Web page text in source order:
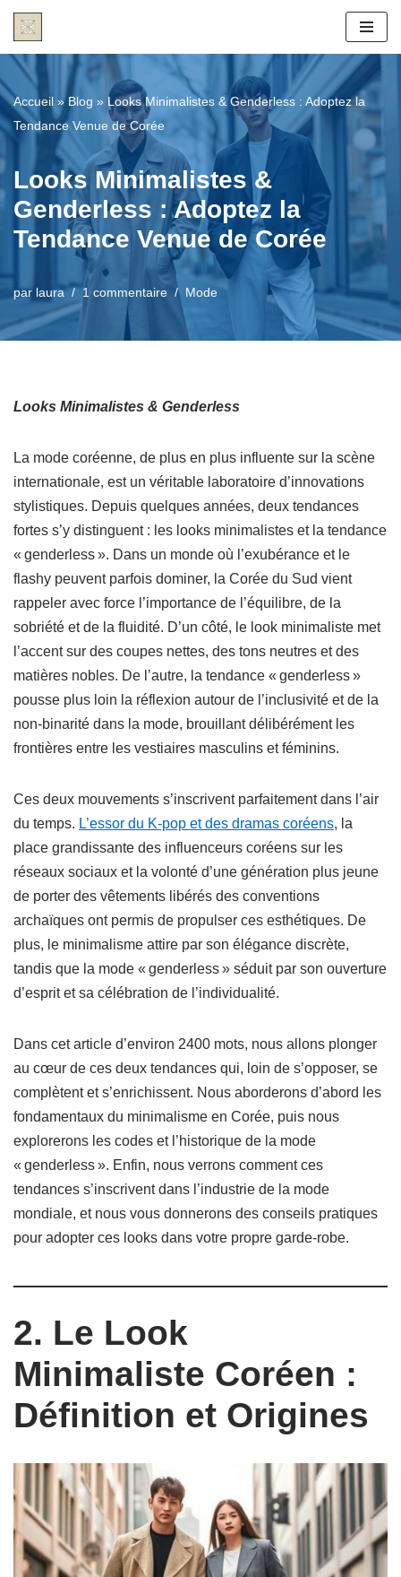
au
contenu
Accueil »Blog » Looks Minimalistes & Genderless : Adoptez la
Tendance Venue de Corée
Looks Minimalistes &
Genderless : Adoptez la
Tendance Venue de Corée
par laura 1 commentaire Mode
Looks Minimalistes & Genderless
La mode coréenne, de plus en plus influente sur la scène
internationale, est un véritable laboratoire d’innovations
stylistiques. Depuis quelques années, deux tendances
fortes s’y distinguent : les looks minimalistes et la tendance
« genderless ». Dans un monde où l’exubérance et le
flashy peuvent parfois dominer, la Corée du Sud vient
rappeler avec force l’importance de l’équilibre, de la
sobriété et de la fluidité. D’un côté, le look minimaliste met
l’accent sur des coupes nettes, des tons neutres et des
matières nobles. De l’autre, la tendance « genderless »
pousse plus loin la réflexion autour de l’inclusivité et de la
non-binarité dans la mode, brouillant délibérément les
frontières entre les vestiaires masculins et féminins.
Ces deux mouvements s’inscrivent parfaitement dans l’air
du temps. L’essor du K-pop et des dramas coréens, la
place grandissante des influenceurs coréens sur les
réseaux sociaux et la volonté d’une génération plus jeune
de porter des vêtements libérés des conventions
archaïques ont permis de propulser ces esthétiques. De
plus, le minimalisme attire par son élégance discrète,
tandis que la mode « genderless » séduit par son ouverture
d’esprit et sa célébration de l’individualité.
Dans cet article d’environ 2400 mots, nous allons plonger
au cœur de ces deux tendances qui, loin de s’opposer, se
complètent et s’enrichissent. Nous aborderons d’abord les
fondamentaux du minimalisme en Corée, puis nous
explorerons les codes et l’historique de la mode
« genderless ». Enfin, nous verrons comment ces
tendances s’inscrivent dans l’industrie de la mode
mondiale, et nous vous donnerons des conseils pratiques
pour adopter ces looks dans votre propre garde-robe.
2. Le Look
Minimaliste Coréen :
Définition et Origines